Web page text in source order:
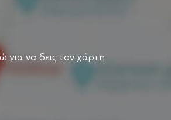
για να δεις τον χάρτη